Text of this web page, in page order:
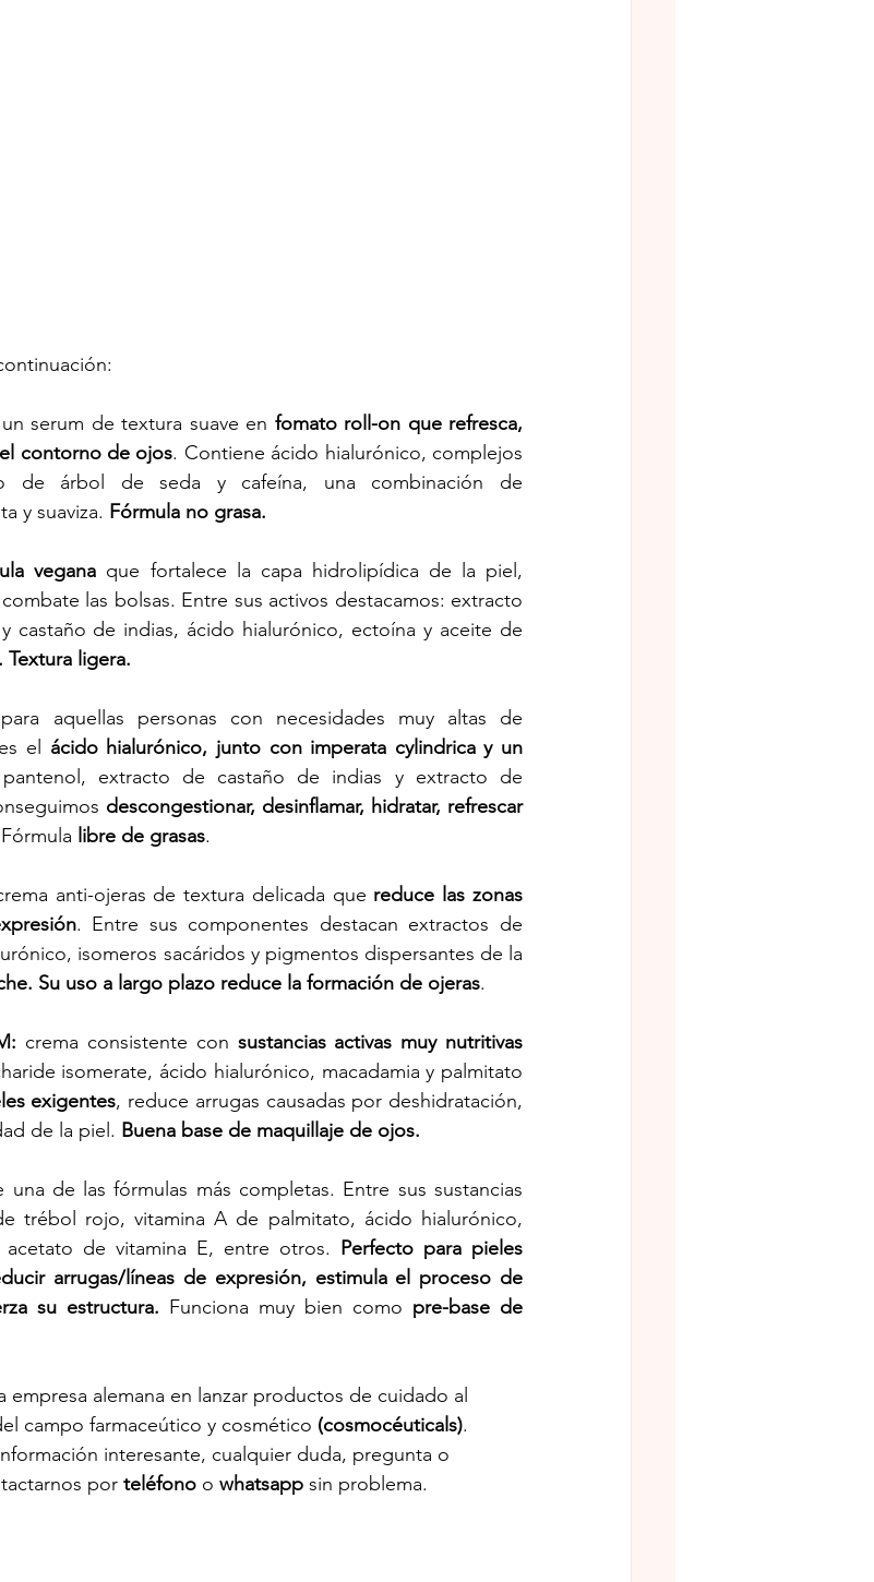
serum de textura suave en fomato roll-on que refresca,
contorno de ojos. Contiene ácido hialurónico, complejos
de árbol de seda y cafeína, una combinación de
y suaviza. Fórmula no grasa.
vegana que fortalece la capa hidrolipídica de la piel,
las bolsas. Entre sus activos destacamos: extracto
castaño de indias, ácido hialurónico, ectoína y aceite de
Textura ligera.
aquellas personas con necesidades muy altas de
el ácido hialurónico, junto con imperata cylindrica y un
pantenol, extracto de castaño de indias y extracto de
descongestionar, desinflamar, hidratar, refrescar
libre de grasas.
anti-ojeras de textura delicada que reduce las zonas
.⁠ Entre sus componentes destacan extractos de
isomeros sacáridos y pigmentos dispersantes de la
Su uso a largo plazo reduce la formación de ojeras.
crema consistente con sustancias activas muy nutritivas
isomerate, ácido hialurónico, macadamia y palmitato
exigentes, reduce arrugas causadas por deshidratación,
de la piel.⁠ Buena base de maquillaje de ojos.
una de las fórmulas más completas. Entre sus sustancias
trébol rojo, vitamina A de palmitato, ácido hialurónico,
de vitamina E, entre otros. Perfecto para pieles
arrugas/líneas de expresión, estimula el proceso de
su estructura.⁠ Funciona muy bien como pre-base de
empresa alemana en lanzar productos de cuidado al
campo farmaceútico y cosmético (cosmocéuticals).
interesante, cualquier duda, pregunta o
por teléfono o whatsapp sin problema.